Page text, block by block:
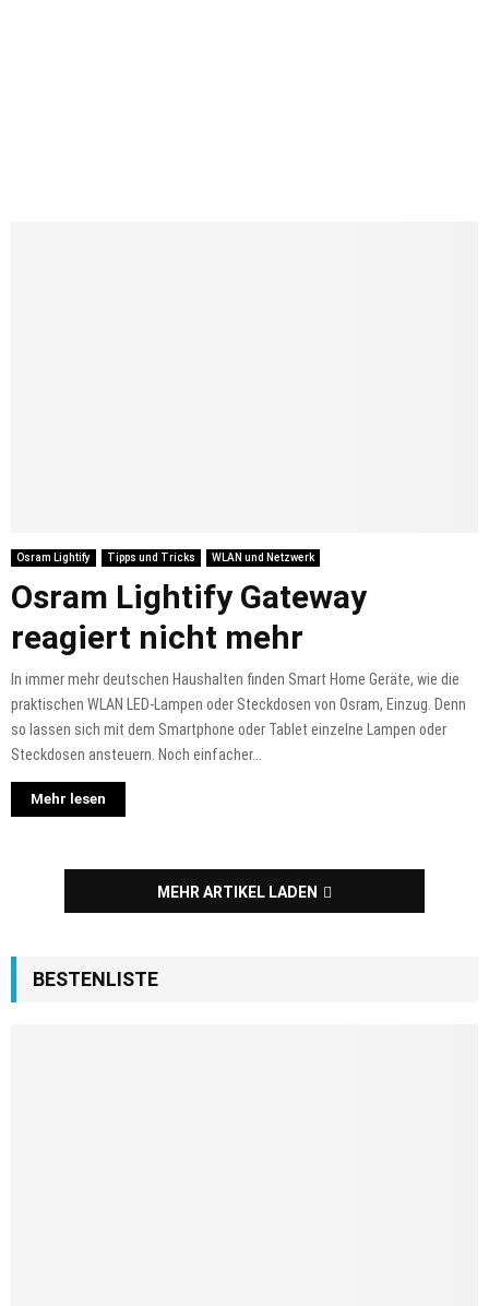
Osram Lightify Tipps und Tricks WLAN und Netzwerk
Osram Lightify Gateway
reagiert nicht mehr
In immer mehr deutschen Haushalten finden Smart Home Geräte, wie die
praktischen WLAN LED-Lampen oder Steckdosen von Osram, Einzug. Denn
so lassen sich mit dem Smartphone oder Tablet einzelne Lampen oder
Steckdosen ansteuern. Noch einfacher...
Mehr lesen
MEHR ARTIKEL LADEN
BESTENLISTE